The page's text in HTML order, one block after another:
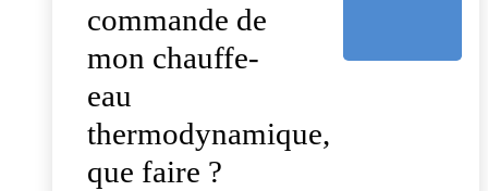
commande de
mon chauffe-
eau
thermodynamique,
que faire ?